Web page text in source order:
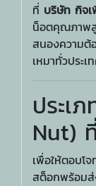
ที่ บริษัท กิจ
น็อตคุณภาพ
สนองความต้
เหมาทั่วประเ
ประเ
Nut)
เพื่อให้ตอบโ
สต็อกพร้อมส่